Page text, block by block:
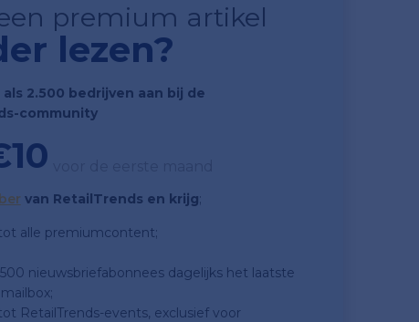
premium artikel
lezen?
2.500 bedrijven aan bij de
community
van RetailTrends en krijg;
tot alle premiumcontent;
nieuwsbriefabonnees dagelijks het laatste
RetailTrends-events, exclusief voor